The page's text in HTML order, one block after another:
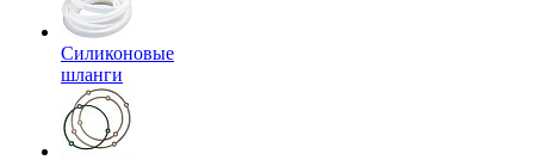
Силиконовые
шланги